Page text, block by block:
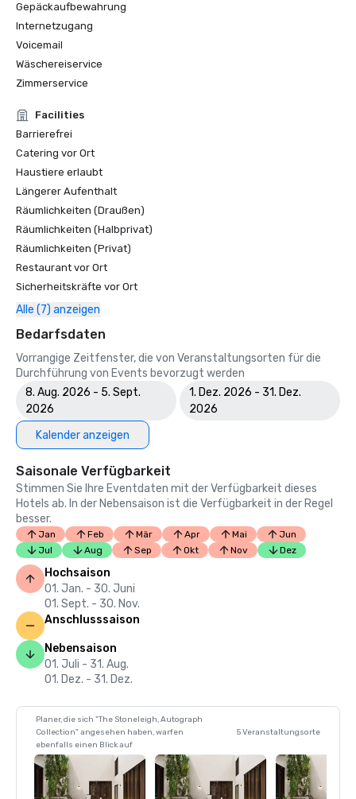
Gepäckaufbewahrung
Internetzugang
Voicemail
Wäschereiservice
Zimmerservice
Facilities
Barrierefrei
Catering vor Ort
Haustiere erlaubt
Längerer Aufenthalt
Räumlichkeiten (Draußen)
Räumlichkeiten (Halbprivat)
Räumlichkeiten (Privat)
Restaurant vor Ort
Sicherheitskräfte vor Ort
Alle (7) anzeigen
Bedarfsdaten
Vorrangige Zeitfenster, die von Veranstaltungsorten für die
Durchführung von Events bevorzugt werden
8. Aug. 2026 - 5. Sept.
2026
1. Dez. 2026 - 31. Dez.
2026
Kalender anzeigen
Saisonale Verfügbarkeit
Stimmen Sie Ihre Eventdaten mit der Verfügbarkeit dieses
Hotels ab. In der Nebensaison ist die Verfügbarkeit in der Regel
besser.
Jan Feb Mär Apr Mai
Jun
Jul
Aug Sep Okt Nov Dez
Hochsaison
01. Jan. - 30. Juni
01. Sept. - 30. Nov.
Anschlusssaison
Nebensaison
01. Juli - 31. Aug.
01. Dez. - 31. Dez.
Planer, die sich "The Stoneleigh, Autograph
Collection" angesehen haben, warfen
ebenfalls einen Blick auf
5 Veranstaltungsorte